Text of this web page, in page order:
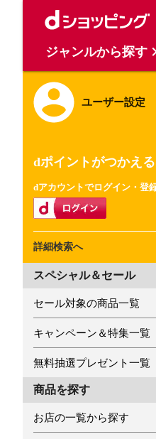
ユーザー設定
dポイントがつかえ
dアカウントでログイン・登
詳細検索へ
スペシャル＆セール
セール対象の商品一覧
キャンペーン＆特集一覧
無料抽選プレゼント一覧
商品を探す
お店の一覧から探す
ジャンルから探す